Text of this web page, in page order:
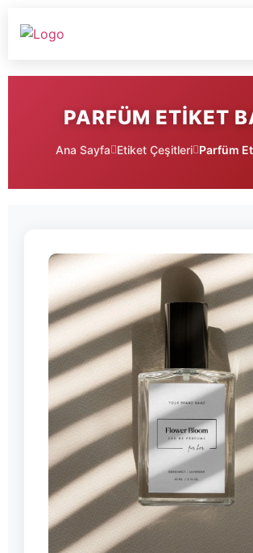
PARFÜM ETIKET
Ana Sayfa Etiket Çeşitleri Parfüm